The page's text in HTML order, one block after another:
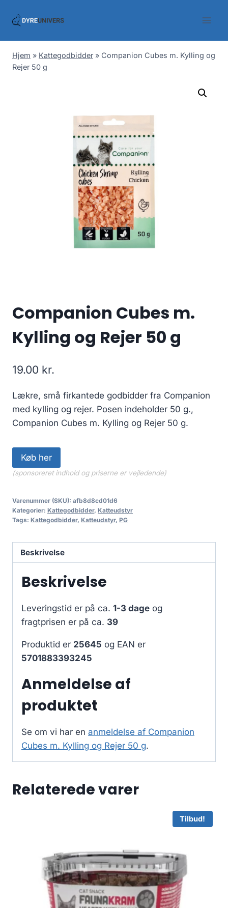
Hjem » Kattegodbidder » Companion Cubes m. Kylling og
Rejer 50 g
Companion Cubes m.
Kylling og Rejer 50 g
19.00 kr.
Lækre, små firkantede godbidder fra Companion
med kylling og rejer. Posen indeholder 50 g.,
Companion Cubes m. Kylling og Rejer 50 g.
Køb her
(sponsoreret indhold og priserne er vejledende)
Varenummer (SKU): afb8d8cd01d6
Kategorier: Kattegodbidder, Katteudstyr
Tags: Kattegodbidder, Katteudstyr, PG
Beskrivelse
Beskrivelse
Leveringstid er på ca. 1-3 dage og
fragtprisen er på ca. 39
Produktid er 25645 og EAN er
5701883393245
Anmeldelse af
produktet
Se om vi har en anmeldelse af Companion
Cubes m. Kylling og Rejer 50 g.
Relaterede varer
Tilbud!